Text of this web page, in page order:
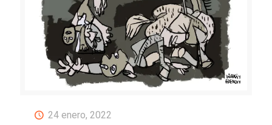
24 enero, 2022